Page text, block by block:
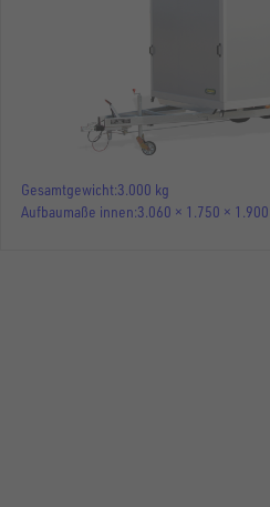
Gesamtgewicht 3.000 kg
Aufbaumaße innen 3.060 × 1.750 ×